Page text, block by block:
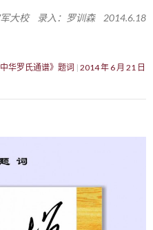
军大校 录入：罗训森 2014.6.18
华罗氏通谱》题词 2014 年 6 月 21 日